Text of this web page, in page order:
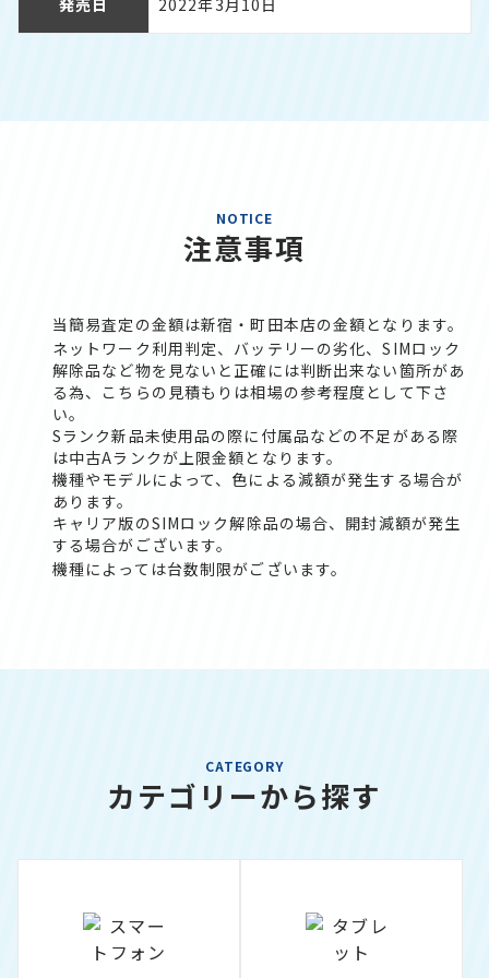
発売日 2022年3月10日
NOTICE
注意事項
当簡易査定の金額は新宿・町田本店の金額となります。
ネットワーク利用判定、バッテリーの劣化、SIMロック
解除品など物を見ないと正確には判断出来ない箇所があ
る為、こちらの見積もりは相場の参考程度として下さ
い。
Sランク新品未使用品の際に付属品などの不足がある際
は中古Aランクが上限金額となります。
機種やモデルによって、色による減額が発生する場合が
あります。
キャリア版のSIMロック解除品の場合、開封減額が発生
する場合がございます。
機種によっては台数制限がございます。
CATEGORY
カテゴリーから探す